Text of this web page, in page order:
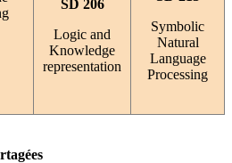
SD 206
Logic and
Knowledge
representation
Symbolic
Natural
Language
Processing